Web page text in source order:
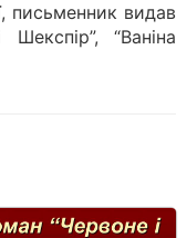
письменник видав
“Ваніна